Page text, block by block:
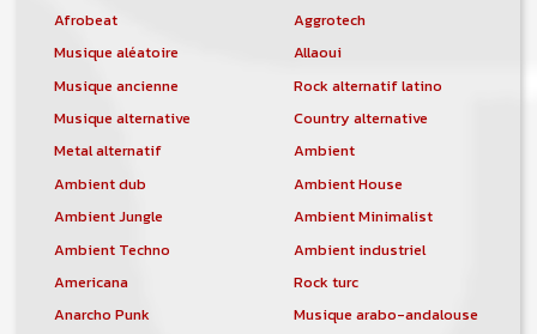
Afrobeat
Aggrotech
Musique aléatoire
Allaoui
Musique ancienne
Rock alternatif latino
Musique alternative
Country alternative
Metal alternatif
Ambient
Ambient dub
Ambient House
Ambient Jungle
Ambient Minimalist
Ambient Techno
Ambient industriel
Americana
Rock turc
Anarcho Punk
Musique arabo-andalouse